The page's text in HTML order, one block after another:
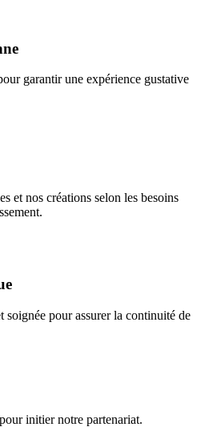
garantir une expérience gustative
et nos créations selon les besoins
pour assurer la continuité de
initier notre partenariat.